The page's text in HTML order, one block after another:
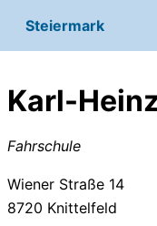
Steiermark
Karl-
Fahrschule
Wiener Straße 14
8720 Knittelfeld